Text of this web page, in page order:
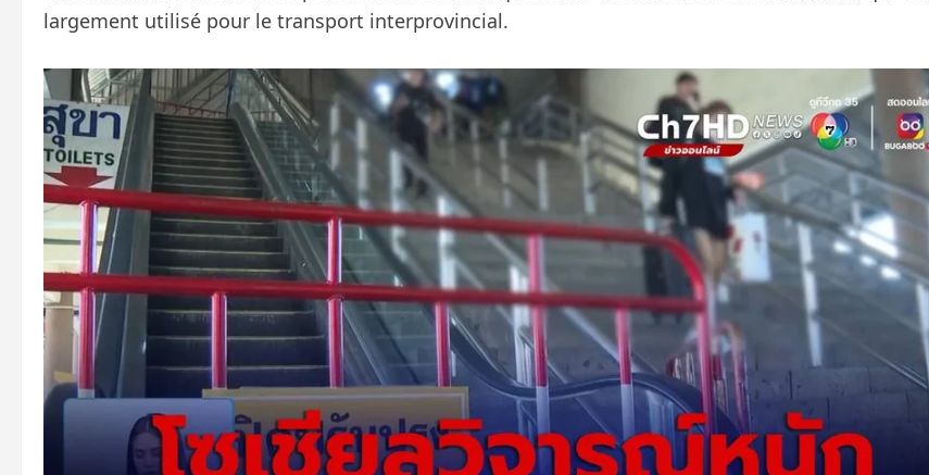
largement utilisé pour le transport interprovincial.